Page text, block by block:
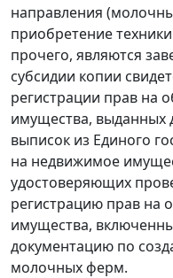
направления
приобретение
прочего, являются
субсидии копии
регистрации прав на
имущества, выданных
выписок из Единого
на недвижимое
удостоверяющих
регистрацию прав на
имущества,
документацию по
молочных ферм.